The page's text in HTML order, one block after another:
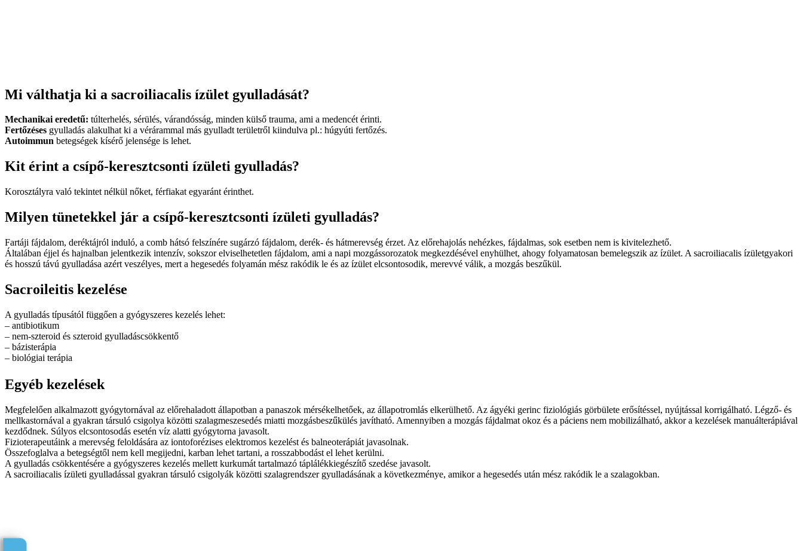
Mi válthatja ki a sacroiliacalis ízület gyulladását?
Mechanikai eredetű: túlterhelés, sérülés, várandósság, minden külső trauma, ami a medencét érinti.
Fertőzéses gyulladás alakulhat ki a vérárammal más gyulladt területről kiindulva pl.: húgyúti fertőzés.
Autoimmun betegségek kísérő jelensége is lehet.
Kit érint a csípő-keresztcsonti ízületi gyulladás?
Korosztályra való tekintet nélkül nőket, férfiakat egyaránt érinthet.
​Milyen tünetekkel jár ​a csípő-keresztcsonti ízületi gyulladás?
Fartáji fájdalom, deréktájról induló, a comb hátsó felszínére sugárzó fájdalom, derék- és hátmerevség érzet. Az előrehajolás nehézkes, fájdalmas, sok esetben nem is kivitelezhető.
Általában éjjel és hajnalban jelentkezik intenzív, sokszor elviselhetetlen fájdalom, ami a napi mozgássorozatok megkezdésével enyhülhet, ahogy folyamatosan bemelegszik az ízület. A sacroiliacalis ízületgyakori
és hosszú távú gyulladása azért veszélyes, mert a hegesedés folyamán mész rakódik le és az ízület elcsontosodik, merevvé válik, a mozgás beszűkül.
Sacroileitis kezelése
A gyulladás típusától függően a gyógyszeres kezelés lehet:
– antibiotikum
– nem-szteroid és szteroid gyulladáscsökkentő
– bázisterápia
– biológiai terápia
Egyéb kezelések
Megfelelően alkalmazott gyógytornával az előrehaladott állapotban a panaszok mérsékelhetőek, az állapotromlás elkerülhető. Az ágyéki gerinc fiziológiás görbülete erősítéssel, nyújtással korrigálható. Légző- és
mellkastornával a gyakran társuló csigolya közötti szalagmeszesedés miatti mozgásbeszűkülés javítható. Amennyiben a mozgás fájdalmat okoz és a páciens nem mobilizálható, akkor a kezelések manuálterápiával
kezdődnek. Súlyos elcsontosodás esetén víz alatti gyógytorna javasolt.
Fizioterapeutáink a merevség feloldására az iontoforézises elektromos kezelést és balneoterápiát javasolnak.
Összefoglalva a betegségtől nem kell megijedni, karban lehet tartani, a rosszabbodást el lehet kerülni.
A gyulladás csökkentésére a gyógyszeres kezelés mellett kurkumát tartalmazó táplálékkiegészítő szedése javasolt.
A sacroiliacalis ízületi gyulladással gyakran társuló csigolyák közötti szalagrendszer gyulladásának a következménye, amikor a hegesedés után mész rakódik le a szalagokban.